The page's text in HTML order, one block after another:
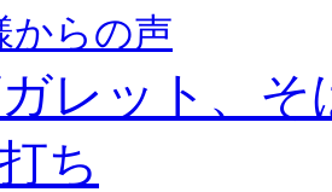
からの声
レット、そ
ち